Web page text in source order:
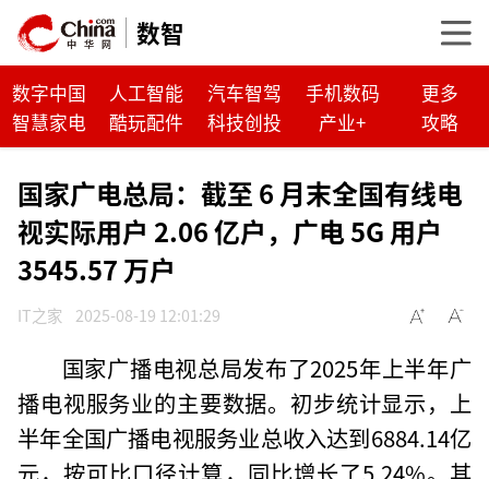
数智
数字中国 人工智能 汽车智驾 手机数码
更多
智慧家电
酷玩配件 科技创投 产业+ 攻略
国家广电总局：截至 6 月末全国有线电
视实际用户 2.06 亿户，广电 5G 用户
3545.57 万户
IT之家 2025-08-19 12:01:29
国家广播电视总局发布了2025年上半年广
播电视服务业的主要数据。初步统计显示，上
半年全国广播电视服务业总收入达到6884.14亿
元，按可比口径计算，同比增长了5.24%。其